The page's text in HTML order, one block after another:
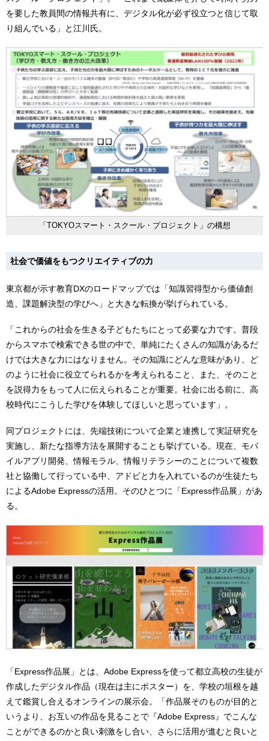
を要した教員間の情報共有に、デジタル化が必ず役立つと信じて取
り組んでいる」と江川氏。
「TOKYOスマート・スクール・プロジェクト」の構想
社会で価値をもつクリエイティブの力
東京都が示す教育DXのロードマップでは「知識習得型から価値創
造、課題解決型の学びへ」と大きな転換が挙げられている。
「これからの社会を生きる子どもたちにとって必要な力です。普段
からスマホで検索できる世の中で、単純にたくさんの知識があるだ
けでは大きな力にはなりません。その知識にどんな意味があり、ど
のように社会に役立てられるかを考えられること、また、そのこと
を説得力をもって人に伝えられることが重要。社会に出る前に、高
校時代にこうした学びを体験してほしいと思っています」。
同プロジェクトには、先端技術について企業と連携して実証研究を
実施し、新たな指導方法を展開することも挙げている。現在、モバ
イルアプリ開発、情報モラル、情報リテラシーのことについて複数
社と協働して行っている中、アドビと力を入れているのが生徒たち
によるAdobe Expressの活用。そのひとつに「Express作品展」があ
る。
「Express作品展」とは、Adobe Expressを使って都立高校の生徒が
作成したデジタル作品（現在は主にポスター）を、学校の垣根を越
えて鑑賞し合えるオンラインの展示会。「作品展そのものが目的と
いうより、お互いの作品を見ることで『Adobe Express』でこんな
ことができるのかと良い刺激をし合い、さらに活用が進むと良いと